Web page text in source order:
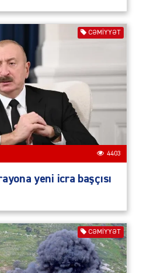
CƏMIYYƏT
4403
yeni icra başçısı
CƏMIYYƏT